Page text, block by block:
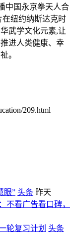
中国永京拳天人合
在纽约纳斯达克时
武学文化元素,让
进人类健康、幸
。
209.html
眼” 头条 昨天
不看广告看口碑，
轮复习计划 头条